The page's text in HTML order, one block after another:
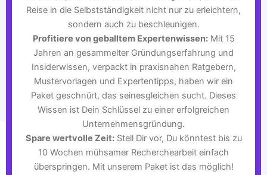
Reise in die Selbstständigkeit nicht nur zu erleichtern,
sondern auch zu beschleunigen.
Profitiere von geballtem Expertenwissen:Mit 15
Jahren an gesammelter Gründungserfahrung und
Insiderwissen, verpackt in praxisnahen Ratgebern,
Mustervorlagen und Expertentipps, haben wir ein
Paket geschnürt, das seinesgleichen sucht. Dieses
Wissen ist Dein Schlüssel zu einer erfolgreichen
Unternehmensgründung.
Spare wertvolle Zeit:Stell Dir vor, Du könntest bis zu
10 Wochen mühsamer Recherchearbeit einfach
überspringen. Mit unserem Paket ist das möglich!